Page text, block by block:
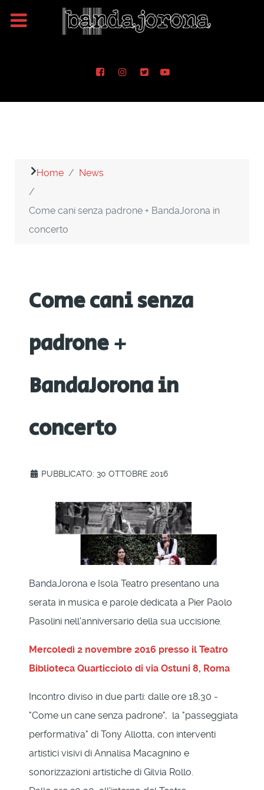
Home News
Come cani senza padrone + BandaJorona in
concerto
Come cani senza
padrone +
BandaJorona in
concerto
PUBBLICATO: 30 OTTOBRE 2016
BandaJorona e Isola Teatro presentano una
serata in musica e parole dedicata a Pier Paolo
Pasolini nell'anniversario della sua uccisione.
Mercoledì 2 novembre 2016 presso il Teatro
Biblioteca Quarticciolo di via Ostuni 8, Roma
Incontro diviso in due parti: dalle ore 18,30 -
"Come un cane senza padrone", la "passeggiata
performativa" di Tony Allotta, con interventi
artistici visivi di Annalisa Macagnino e
sonorizzazioni artistiche di Gilvia Rollo.